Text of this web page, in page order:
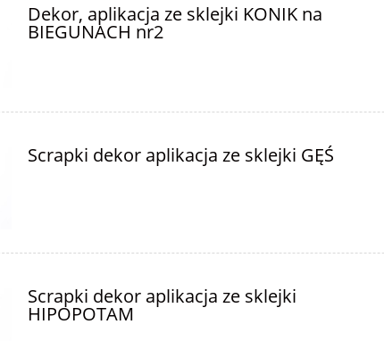
Dekor, aplikacja ze sklejki KONIK na
BIEGUNACH nr2
Scrapki dekor aplikacja ze sklejki GĘŚ
Scrapki dekor aplikacja ze sklejki
HIPOPOTAM